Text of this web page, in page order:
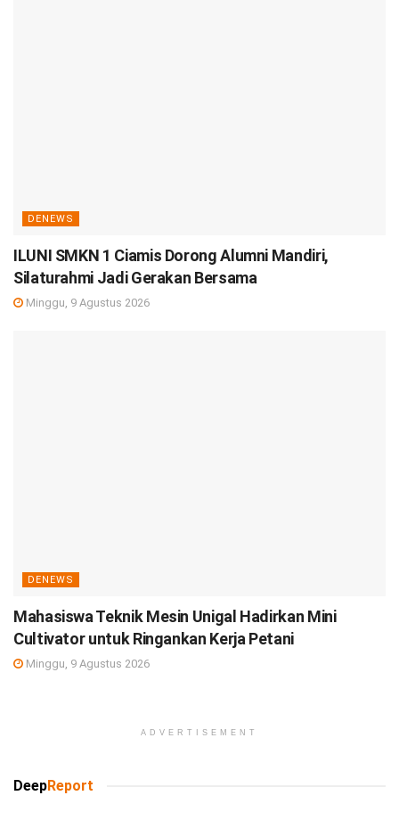
DENEWS
ILUNI SMKN 1 Ciamis Dorong Alumni Mandiri,
Silaturahmi Jadi Gerakan Bersama
Minggu, 9 Agustus 2026
DENEWS
Mahasiswa Teknik Mesin Unigal Hadirkan Mini
Cultivator untuk Ringankan Kerja Petani
Minggu, 9 Agustus 2026
ADVERTISEMENT
DeepReport